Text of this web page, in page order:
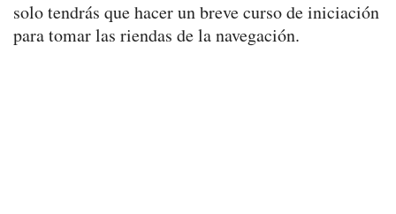
solo tendrás que hacer un breve curso de iniciación
para tomar las riendas de la navegación.